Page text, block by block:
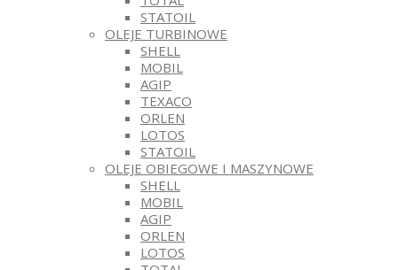
STATOIL
OLEJE TURBINOWE
SHELL
MOBIL
AGIP
TEXACO
ORLEN
LOTOS
STATOIL
OLEJE OBIEGOWE I MASZYNOWE
SHELL
MOBIL
AGIP
ORLEN
LOTOS